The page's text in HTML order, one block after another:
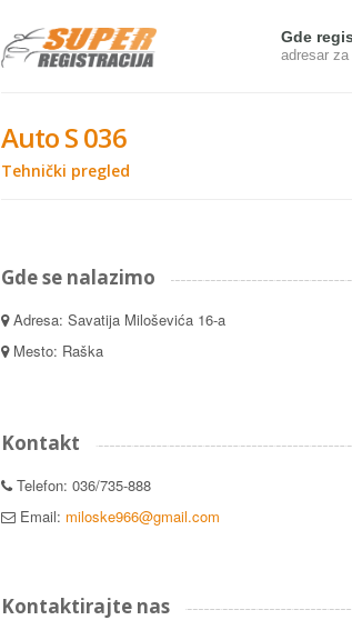
Gde
adresar
Auto S 036
Tehnički pregled
Gde se nalazimo
Adresa: Savatija Miloševića 16-a
Mesto: Raška
Kontakt
Telefon: 036/735-888
Email: miloske966@gmail.com
Kontaktirajte nas